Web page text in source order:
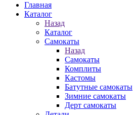
Главная
Каталог
Назад
Каталог
Самокаты
Назад
Самокаты
Комплиты
Кастомы
Батутные самокаты
Зимние самокаты
Дерт самокаты